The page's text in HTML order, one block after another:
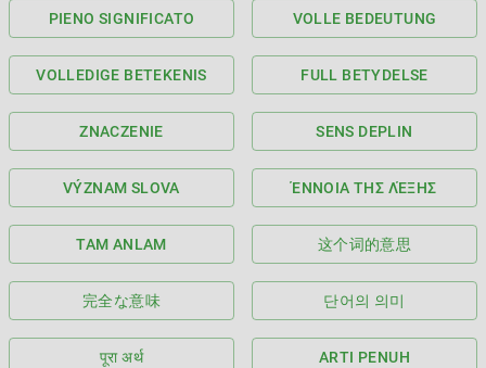
PIENO SIGNIFICATO VOLLE BEDEUTUNG
VOLLEDIGE BETEKENIS FULL BETYDELSE
ZNACZENIE SENS DEPLIN
VÝZNAM SLOVA ΈΝΝΟΙΑ ΤΗΣ ΛΈΞΗΣ
TAM ANLAM 这个词的意思
完全な意味 단어의 의미
पूरा अर्थ ARTI PENUH